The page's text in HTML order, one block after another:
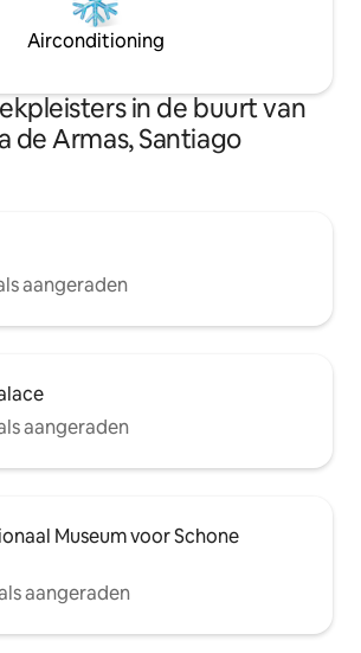
Airconditioning
in de buurt van
de Armas, Santiago
aangeraden
aangeraden
Museum voor Schone
aangeraden